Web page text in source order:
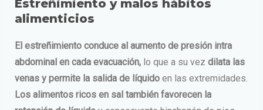
Estreñimiento y malos hábitos
alimenticios
El estreñimiento conduce al aumento de presión intra
abdominal en cada evacuación,lo que a su vez dilata las
venas y permite la salida de líquidoen las extremidades.
Los alimentos ricos en sal también favorecen la